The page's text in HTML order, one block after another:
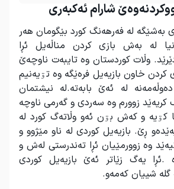
شارام ئەکبەری
به‌شێگه‌ له فه‌رهه‌نگ کورد بێگومان هه‌ر
له به‌ش بازی کردن مناڵه‌یل ئڕا
وڵات کوردستان وه تایبه‌ت ناوچه‌ێ
کردن خاون بازیه‌یل فرەێگه وه تۊیه‌نیم
له ئه‌ێ بابه‌ته‌.له‌ نیشتمان
کریه‌ێد زوورم وه سه‌ردی و گه‌رمی ناوچه‌
کۊیه‌ و که‌ش بۊن ئه‌و وڵاته‌گ کورد له
ڕێ. بازیه‌یل کوردی له ناو مێژوو و
وه زوورمێیان ئڕا ته‌ندرستی له‌ش و
یه‌گ زێاتر ئه‌ێ بازیه‌یل کوردی
گله شییان که‌مه‌و.